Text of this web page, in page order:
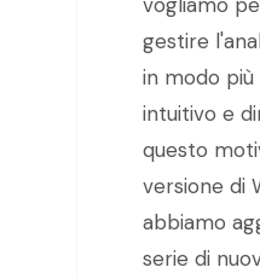
gestire
in modo più
intuitivo e
questo
versione di
abbiamo
serie di